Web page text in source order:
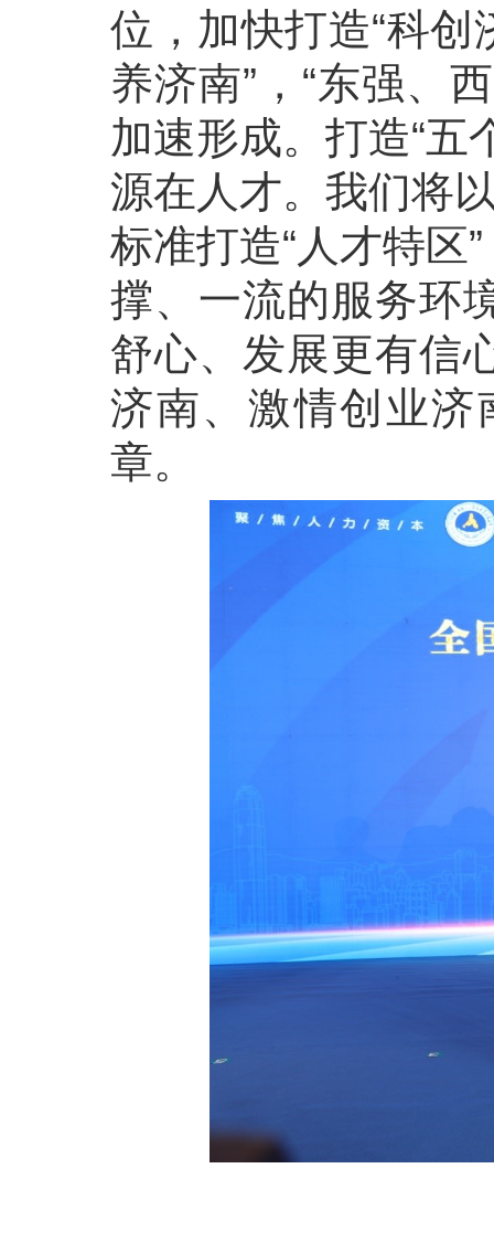
位，加快打造“科
养济南”，“东强、
加速形成。打造“五
源在人才。我们将
标准打造“人才特区
撑、一流的服务环
舒心、发展更有信
济南、激情创业
章。